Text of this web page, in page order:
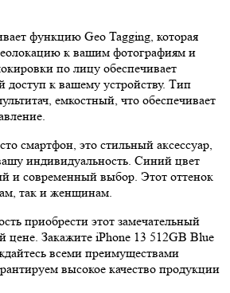
функцию Geo Tagging, которая
к вашим фотографиям и
по лицу обеспечивает
доступ к вашему устройству. Тип
емкостный, что обеспечивает
смартфон, это стильный аксессуар,
индивидуальность. Синий цвет
и современный выбор. Этот оттенок
так и женщинам.
приобрести этот замечательный
цене. Закажите iPhone 13 512GB Blue
всеми преимуществами
высокое качество продукции